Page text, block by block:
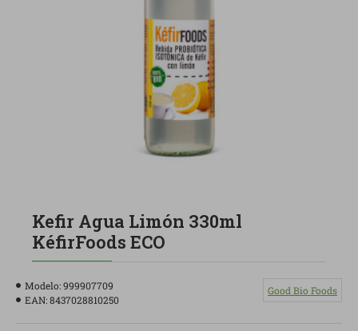
Kefir Agua Limón 330ml
KéfirFoods ECO
Modelo:999907709
EAN:8437028810250
Good Bio Foods